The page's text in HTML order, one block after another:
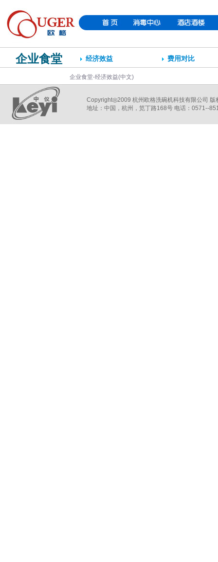
企业食堂 经济效益 费用对比
企业食堂-经济效益(中文)
Copyright◎2009 杭州欧格洗碗机科技有限公司 版
地址：中国，杭州，笕丁路168号 电话：0571--